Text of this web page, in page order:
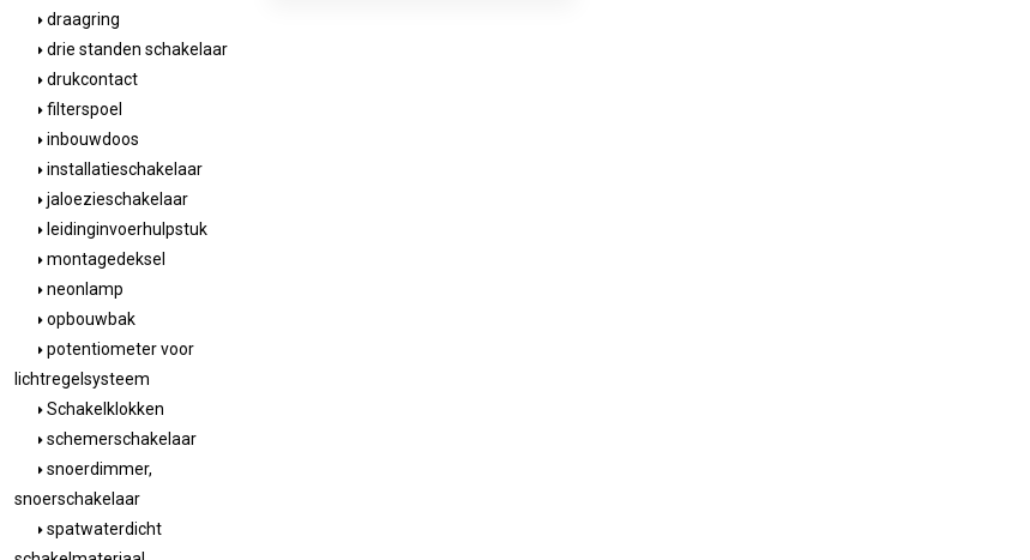
draagring
drie standen schakelaar
drukcontact
filterspoel
inbouwdoos
installatieschakelaar
jaloezieschakelaar
leidinginvoerhulpstuk
montagedeksel
neonlamp
opbouwbak
potentiometer voor
lichtregelsysteem
Schakelklokken
schemerschakelaar
snoerdimmer,
snoerschakelaar
spatwaterdicht